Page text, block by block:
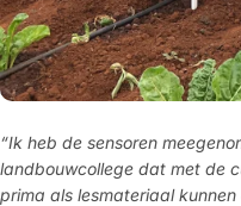
“Ik heb de sensoren
landbouwcollege dat met de
prima als lesmateriaal